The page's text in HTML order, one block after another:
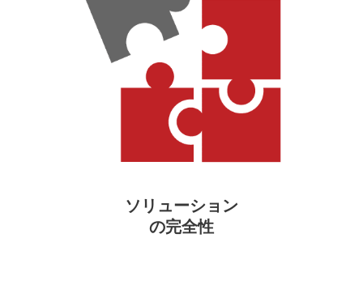
ソリューション
の完全性